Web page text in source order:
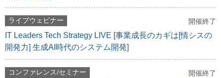
ライブウェビナー 開催終了
IT Leaders Tech Strategy LIVE [事業成長のカギは[情シスの
開発力] 生成AI時代のシステム開発]
コンファレンス/セミナー 開催終了